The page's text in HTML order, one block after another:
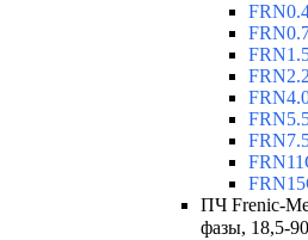
ПЧ Frenic-
фазы, 18,5-